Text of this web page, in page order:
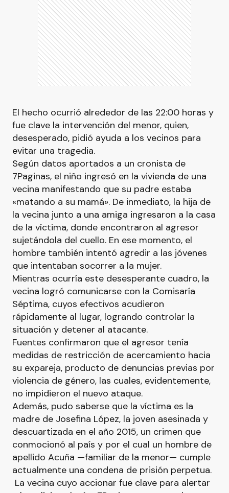
El hecho ocurrió alrededor de las 22:00 horas y
fue clave la intervención del menor, quien,
desesperado, pidió ayuda a los vecinos para
evitar una tragedia.
Según datos aportados a un cronista de
7Paginas, el niño ingresó en la vivienda de una
vecina manifestando que su padre estaba
«matando a su mamá». De inmediato, la hija de
la vecina junto a una amiga ingresaron a la casa
de la víctima, donde encontraron al agresor
sujetándola del cuello. En ese momento, el
hombre también intentó agredir a las jóvenes
que intentaban socorrer a la mujer.
Mientras ocurría este desesperante cuadro, la
vecina logró comunicarse con la Comisaría
Séptima, cuyos efectivos acudieron
rápidamente al lugar, logrando controlar la
situación y detener al atacante.
Fuentes confirmaron que el agresor tenía
medidas de restricción de acercamiento hacia
su expareja, producto de denuncias previas por
violencia de género, las cuales, evidentemente,
no impidieron el nuevo ataque.
Además, pudo saberse que la víctima es la
madre de Josefina López, la joven asesinada y
descuartizada en el año 2015, un crimen que
conmocionó al país y por el cual un hombre de
apellido Acuña —familiar de la menor— cumple
actualmente una condena de prisión perpetua.
La vecina cuyo accionar fue clave para alertar